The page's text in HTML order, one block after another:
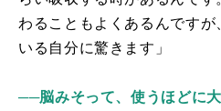
わることもよくあるんです
いる自分に驚きます」
──脳みそって、使うほどに